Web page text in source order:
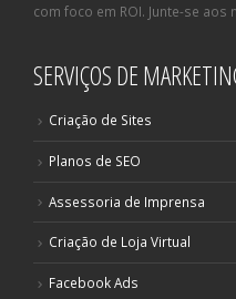
com foco em ROI. Junte-se
SERVIÇOS DE
Criação de Sites
Planos de SEO
Assessoria de Imprensa
Criação de Loja Virtual
Facebook Ads